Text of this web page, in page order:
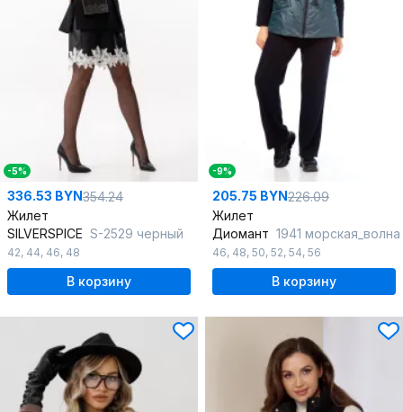
-5%
336.53 BYN354.24
Жилет
SILVERSPICE S-2529 черный
42, 44, 46, 48
В корзину
-9%
205.75 BYN226.09
Жилет
Диомант 1941 морская_волна
46, 48, 50, 52, 54, 56
В корзину